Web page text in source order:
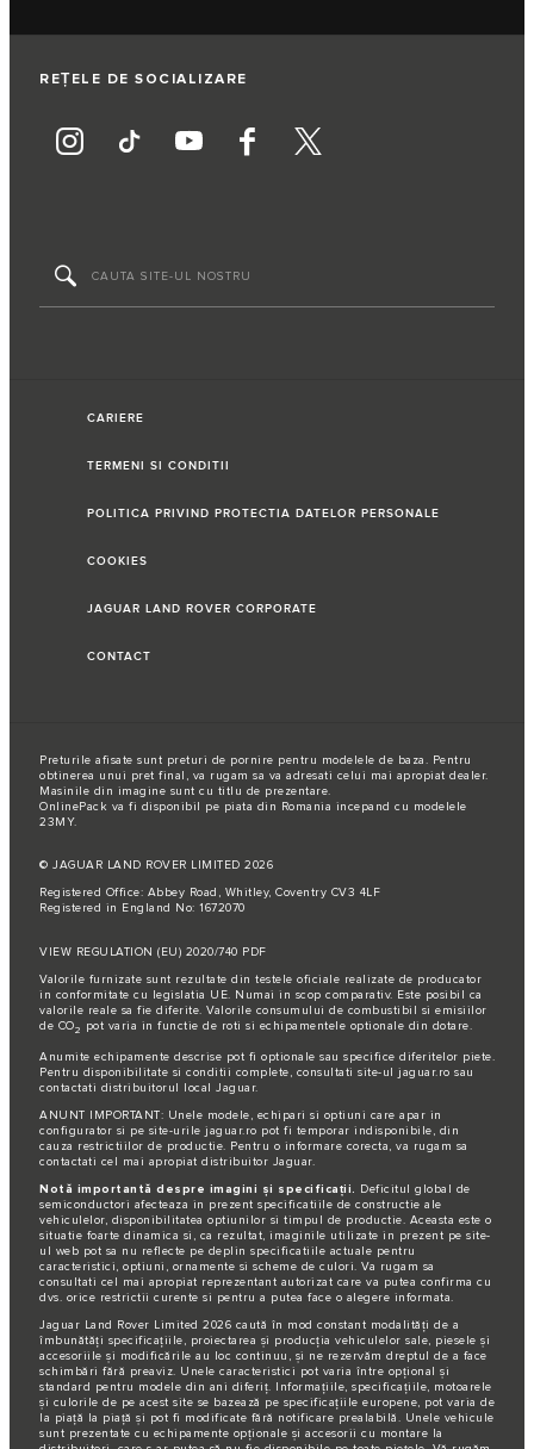
REȚELE DE SOCIALIZARE
CARIERE
TERMENI SI CONDITII
POLITICA PRIVIND PROTECTIA DATELOR PERSONALE
COOKIES
JAGUAR LAND ROVER CORPORATE
CONTACT
Preturile afisate sunt preturi de pornire pentru modelele de baza. Pentru
obtinerea unui pret final, va rugam sa va adresati celui mai apropiat dealer.
Masinile din imagine sunt cu titlu de prezentare.
OnlinePack va fi disponibil pe piata din Romania incepand cu modelele
23MY.
© JAGUAR LAND ROVER LIMITED 2026
Registered Office: Abbey Road, Whitley, Coventry CV3 4LF
Registered in England No: 1672070
VIEW REGULATION (EU) 2020/740 PDF
Valorile furnizate sunt rezultate din testele oficiale realizate de producator
in conformitate cu legislatia UE. Numai in scop comparativ. Este posibil ca
valorile reale sa fie diferite. Valorile consumului de combustibil si emisiilor
de CO2 pot varia in functie de roti si echipamentele optionale din dotare.
Anumite echipamente descrise pot fi optionale sau specifice diferitelor piete.
Pentru disponibilitate si conditii complete, consultati site-ul jaguar.ro sau
contactati distribuitorul local Jaguar.
ANUNT IMPORTANT: Unele modele, echipari si optiuni care apar in
configurator si pe site-urile jaguar.ro pot fi temporar indisponibile, din
cauza restrictiilor de productie. Pentru o informare corecta, va rugam sa
contactati cel mai apropiat distribuitor Jaguar.
Notă importantă despre imagini și specificații. Deficitul global de
semiconductori afecteaza in prezent specificatiile de constructie ale
vehiculelor, disponibilitatea optiunilor si timpul de productie. Aceasta este o
situatie foarte dinamica si, ca rezultat, imaginile utilizate in prezent pe site-
ul web pot sa nu reflecte pe deplin specificatiile actuale pentru
caracteristici, optiuni, ornamente si scheme de culori. Va rugam sa
consultati cel mai apropiat reprezentant autorizat care va putea confirma cu
dvs. orice restrictii curente si pentru a putea face o alegere informata.
Jaguar Land Rover Limited 2026 caută în mod constant modalități de a
îmbunătăți specificațiile, proiectarea și producția vehiculelor sale, piesele și
accesoriile și modificările au loc continuu, și ne rezervăm dreptul de a face
schimbări fără preaviz. Unele caracteristici pot varia între opțional și
standard pentru modele din ani diferiț. Informațiile, specificațiile, motoarele
și culorile de pe acest site se bazează pe specificațiile europene, pot varia de
la piață la piață și pot fi modificate fără notificare prealabilă. Unele vehicule
sunt prezentate cu echipamente opționale și accesorii cu montare la